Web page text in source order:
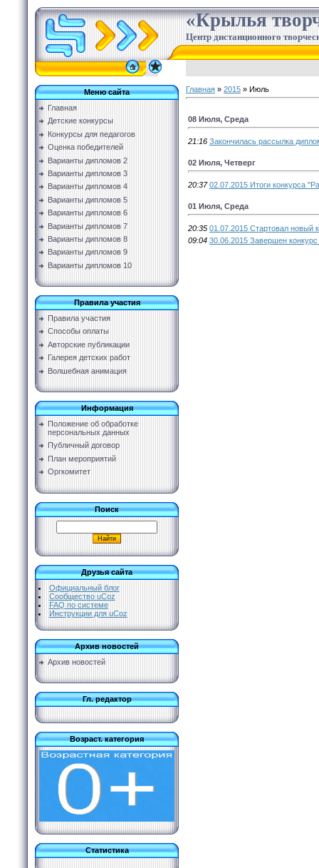
«Крылья
Центр дистанционного
Меню сайта
Главная
Детские конкурсы
Конкурсы для педагогов
Оценка победителей
Варианты дипломов 2
Варианты дипломов 3
Варианты дипломов 4
Варианты дипломов 5
Варианты дипломов 6
Варианты дипломов 7
Варианты дипломов 8
Варианты дипломов 9
Варианты дипломов 10
Правила участия
Правила участия
Способы оплаты
Авторские публикации
Галерея детских работ
Волшебная анимация
Информация
Положение об обработке
персональных данных
Публичный договор
План мероприятий
Оргкомитет
Поиск
Друзья сайта
Официальный блог
Сообщество uCoz
FAQ по системе
Инструкции для uCoz
Архив новостей
Архив новостей
Гл. редактор
Возраст. категория
Статистика
Главная » 2015 » Июль
08 Июля, Среда
21:16 Закончилась рассылка
02 Июля, Четверг
20:37 02.07.2015 Итоги конкурса
01 Июля, Среда
20:35 01.07.2015 Стартовал новый
09:04 30.06.2015 Завершен